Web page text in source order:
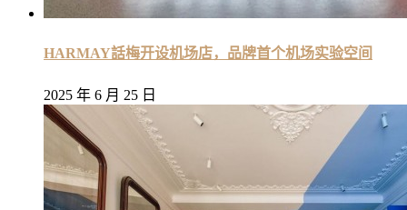
HARMAY話梅开设机场店，品牌首个机场实验空间
2025 年 6 月 25 日